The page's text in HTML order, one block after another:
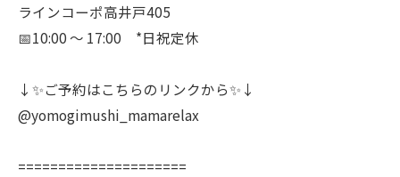
ラインコーポ高井戸405
📅10:00 〜 17:00 *日祝定休
↓✨ご予約はこちらのリンクから✨↓
@yomogimushi_mamarelax
=====================